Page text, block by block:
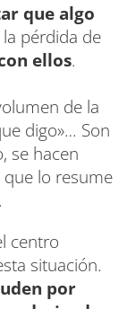
que algo
pérdida de
ellos.
de la
digo»… Son
se hacen
que lo resume
centro
situación.
por